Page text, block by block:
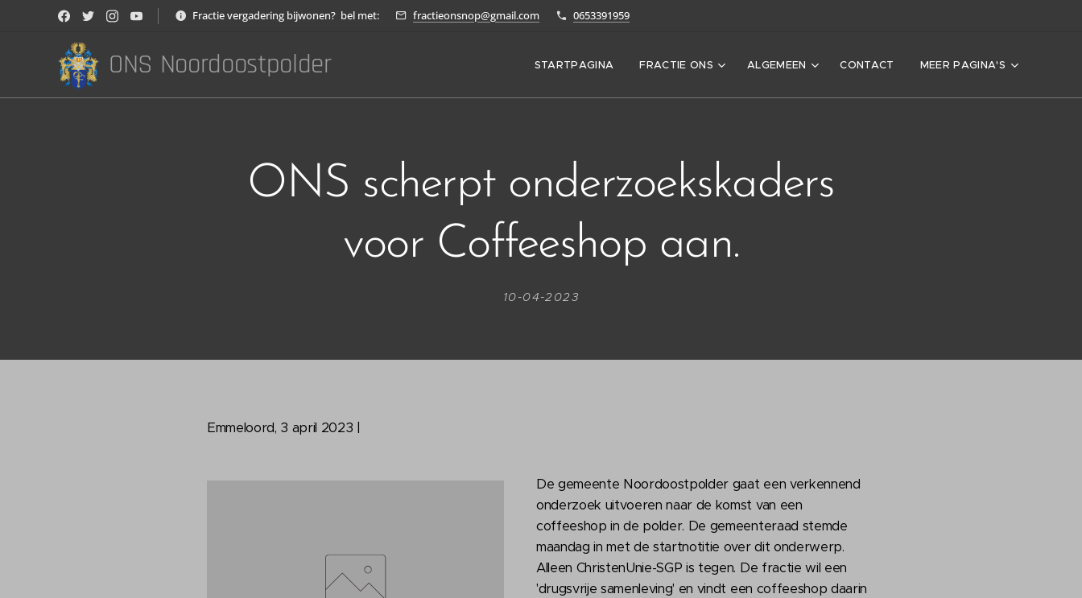
Fractie vergadering bijwonen? bel met: fractieonsnop@gmail.com 0653391959
ONS Noordoostpolder STARTPAGINA FRACTIE ONS ALGEMEEN CONTACT MEER PAGINA'S
ONS scherpt onderzoekskaders
voor Coffeeshop aan.
10-04-2023
Emmeloord, 3 april 2023 |
De gemeente Noordoostpolder gaat een verkennend
onderzoek uitvoeren naar de komst van een
coffeeshop in de polder. De gemeenteraad stemde
maandag in met de startnotitie over dit onderwerp.
Alleen ChristenUnie-SGP is tegen. De fractie wil een
'drugsvrije samenleving' en vindt een coffeeshop daarin